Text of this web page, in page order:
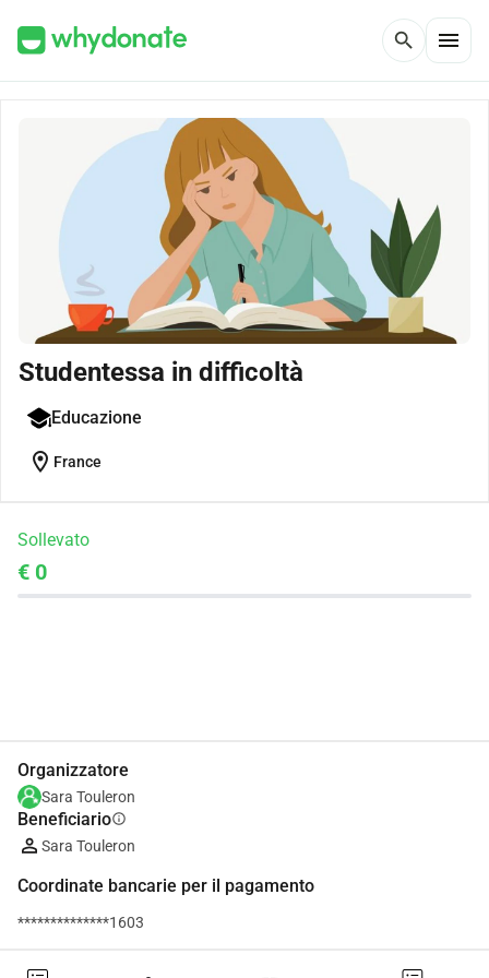
search menu
Studentessa in difficoltà
Educazione
location_on France
Sollevato
€ 0
Organizzatore
Sara Touleron
Beneficiarioinfo
Sara Touleron
Coordinate bancarie per il pagamento
**************1603